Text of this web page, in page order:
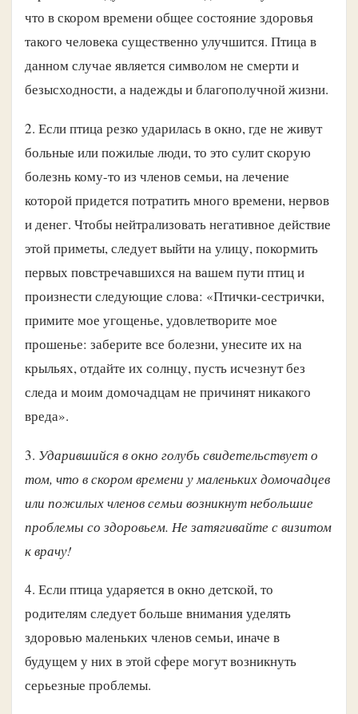
что в скором времени общее состояние здоровья
такого человека существенно улучшится. Птица в
данном случае является символом не смерти и
безысходности, а надежды и благополучной жизни.
2. Если птица резко ударилась в окно, где не живут
больные или пожилые люди, то это сулит скорую
болезнь кому-то из членов семьи, на лечение
которой придется потратить много времени, нервов
и денег. Чтобы нейтрализовать негативное действие
этой приметы, следует выйти на улицу, покормить
первых повстречавшихся на вашем пути птиц и
произнести следующие слова: «Птички-сестрички,
примите мое угощенье, удовлетворите мое
прошенье: заберите все болезни, унесите их на
крыльях, отдайте их солнцу, пусть исчезнут без
следа и моим домочадцам не причинят никакого
вреда».
3. Ударившийся в окно голубь свидетельствует о
том, что в скором времени у маленьких домочадцев
или пожилых членов семьи возникнут небольшие
проблемы со здоровьем. Не затягивайте с визитом
к врачу!
4. Если птица ударяется в окно детской, то
родителям следует больше внимания уделять
здоровью маленьких членов семьи, иначе в
будущем у них в этой сфере могут возникнуть
серьезные проблемы.